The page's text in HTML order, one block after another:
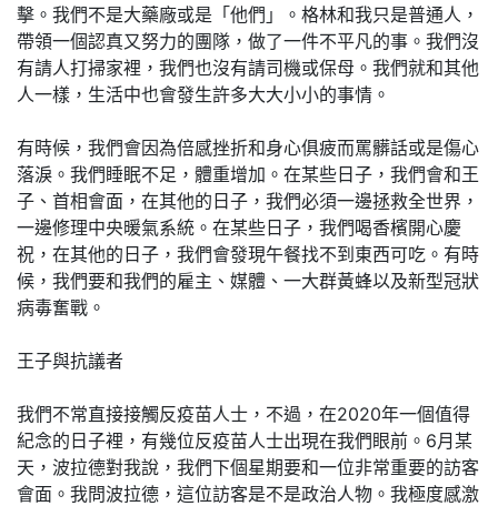
擊。我們不是大藥廠或是「他們」。格林和我只是普通人，
帶領一個認真又努力的團隊，做了一件不平凡的事。我們沒
有請人打掃家裡，我們也沒有請司機或保母。我們就和其他
人一樣，生活中也會發生許多大大小小的事情。
有時候，我們會因為倍感挫折和身心俱疲而罵髒話或是傷心
落淚。我們睡眠不足，體重增加。在某些日子，我們會和王
子、首相會面，在其他的日子，我們必須一邊拯救全世界，
一邊修理中央暖氣系統。在某些日子，我們喝香檳開心慶
祝，在其他的日子，我們會發現午餐找不到東西可吃。有時
候，我們要和我們的雇主、媒體、一大群黃蜂以及新型冠狀
病毒奮戰。
王子與抗議者
我們不常直接接觸反疫苗人士，不過，在2020年一個值得
紀念的日子裡，有幾位反疫苗人士出現在我們眼前。6月某
天，波拉德對我說，我們下個星期要和一位非常重要的訪客
會面。我問波拉德，這位訪客是不是政治人物。我極度感激